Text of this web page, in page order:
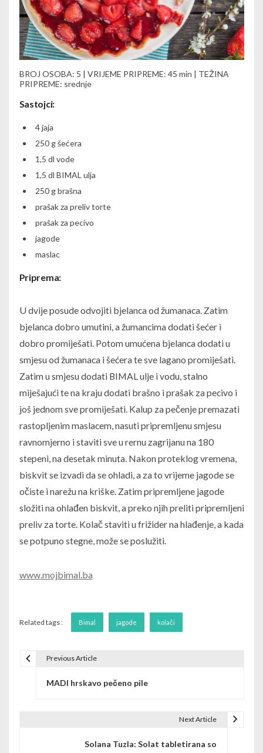
BROJ OSOBA: 5 | VRIJEME PRIPREME: 45 min | TEŽINA
PRIPREME: srednje
Sastojci:
4 jaja
250 g šećera
1,5 dl vode
1,5 dl BIMAL ulja
250 g brašna
prašak za preliv torte
prašak za pecivo
jagode
maslac
Priprema:
U dvije posude odvojiti bjelanca od žumanaca. Zatim
bjelanca dobro umutini, a žumancima dodati šećer i
dobro promiješati. Potom umućena bjelanca dodati u
smjesu od žumanaca i šećera te sve lagano promiješati.
Zatim u smjesu dodati BIMAL ulje i vodu, stalno
miješajući te na kraju dodati brašno i prašak za pecivo i
još jednom sve promiješati. Kalup za pečenje premazati
rastopljenim maslacem, nasuti pripremljenu smjesu
ravnomjerno i staviti sve u rernu zagrijanu na 180
stepeni, na desetak minuta. Nakon proteklog vremena,
biskvit se izvadi da se ohladi, a za to vrijeme jagode se
očiste i narežu na kriške. Zatim pripremljene jagode
složiti na ohlađen biskvit, a preko njih preliti pripremljeni
preliv za torte. Kolač staviti u frižider na hlađenje, a kada
se potpuno stegne, može se poslužiti.
www.mojbimal.ba
Related tags : Bimal jagode kolači
Previous Article
MADI hrskavo pečeno pile
Next Article
Solana Tuzla: Solat tabletirana so